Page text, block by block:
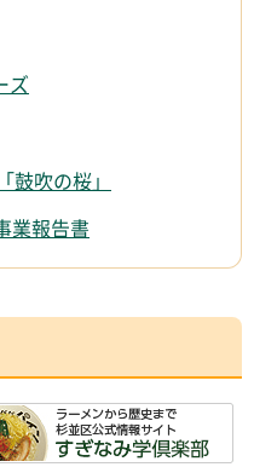
ズ
吹の桜」
業報告書